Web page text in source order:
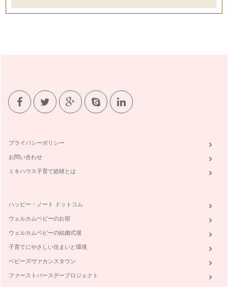
プライバシーポリシー
お問い合わせ
ミキハウス子育て総研とは
ハッピー・ノート ドットコム
ウェルカムベビーのお宿
ウェルカムベビーの結婚式場
子育てにやさしい住まいと環境
ベビーズヴァカンスタウン
ファーストバースデープロジェクト